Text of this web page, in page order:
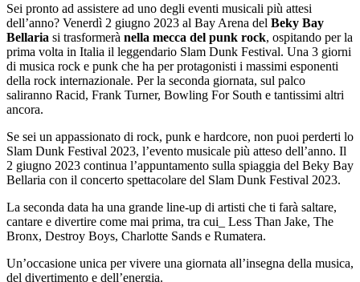
Sei pronto ad assistere ad uno degli eventi musicali più attesi
dell’anno? Venerdì 2 giugno 2023 al Bay Arena del Beky Bay
Bellaria si trasformerà nella mecca del punk rock, ospitando per la
prima volta in Italia il leggendario Slam Dunk Festival. Una 3 giorni
di musica rock e punk che ha per protagonisti i massimi esponenti
della rock internazionale. Per la seconda giornata, sul palco
saliranno Racid, Frank Turner, Bowling For South e tantissimi altri
ancora.
Se sei un appassionato di rock, punk e hardcore, non puoi perderti lo
Slam Dunk Festival 2023, l’evento musicale più atteso dell’anno. Il
2 giugno 2023 continua l’appuntamento sulla spiaggia del Beky Bay
Bellaria con il concerto spettacolare del Slam Dunk Festival 2023.
La seconda data ha una grande line-up di artisti che ti farà saltare,
cantare e divertire come mai prima, tra cui_ Less Than Jake, The
Bronx, Destroy Boys, Charlotte Sands e Rumatera.
Un’occasione unica per vivere una giornata all’insegna della musica,
del divertimento e dell’energia.